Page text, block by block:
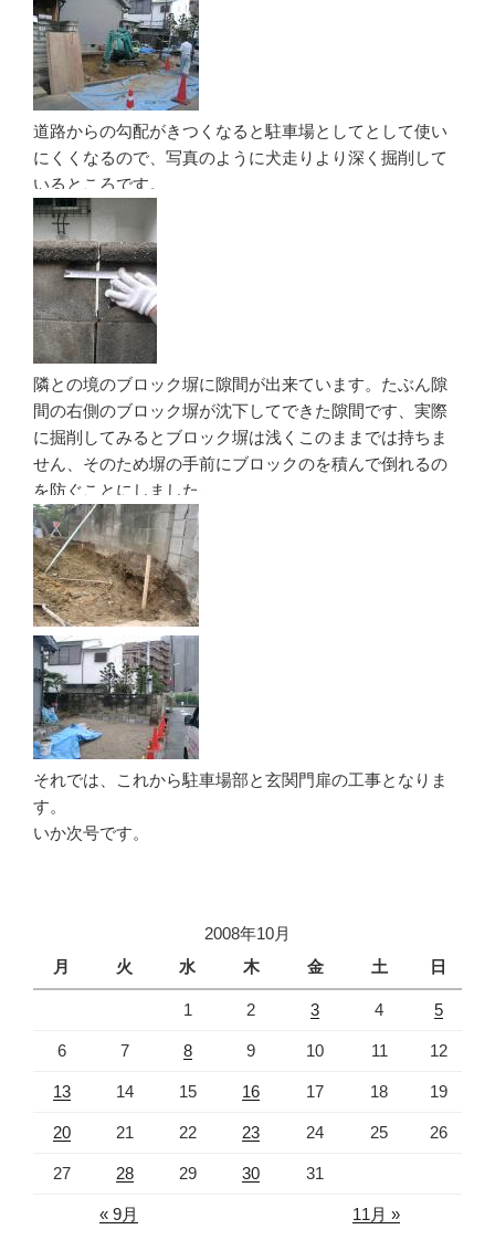
道路からの勾配がきつくなると駐車場としてとして使い
にくくなるので、写真のように犬走りより深く掘削して
いるところです。
隣との境のブロック塀に隙間が出来ています。たぶん隙
間の右側のブロック塀が沈下してできた隙間です、実際
に掘削してみるとブロック塀は浅くこのままでは持ちま
せん、そのため塀の手前にブロックのを積んで倒れるの
を防ぐことにしました、
それでは、これから駐車場部と玄関門扉の工事となりま
す。
いか次号です。
2008年10月
月
火 水 木 金 土 日
1 2 3 4 5
6 7 8 9 10 11 12
13 14 15 16 17 18 19
20 21 22 23 24 25 26
27 28 29 30 31
« 9月 11月 »